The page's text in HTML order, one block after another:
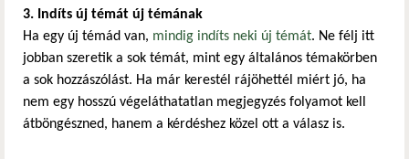
3. Indíts új témát új témának
Ha egy új témád van, mindig indíts neki új témát. Ne félj itt
jobban szeretik a sok témát, mint egy általános témakörben
a sok hozzászólást. Ha már kerestél rájöhettél miért jó, ha
nem egy hosszú végeláthatatlan megjegyzés folyamot kell
átböngészned, hanem a kérdéshez közel ott a válasz is.